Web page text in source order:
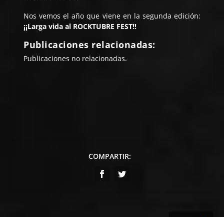
Nos vemos el año que viene en la segunda edición:
¡¡Larga vida al ROCKTUBRE FEST!!
Publicaciones relacionadas:
Publicaciones no relacionadas.
COMPARTIR: